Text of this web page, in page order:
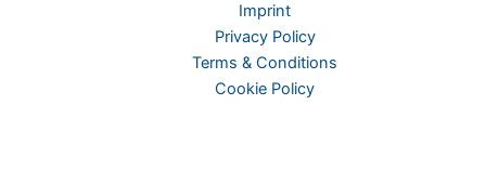
Imprint
Privacy Policy
Terms & Conditions
Cookie Policy